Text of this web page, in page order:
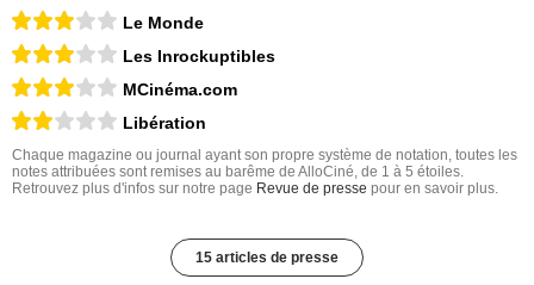
Le Monde
Les Inrockuptibles
MCinéma.com
Libération
Chaque magazine ou journal ayant son propre système de notation, toutes les
notes attribuées sont remises au barême de AlloCiné, de 1 à 5 étoiles.
Retrouvez plus d'infos sur notre page Revue de presse pour en savoir plus.
15 articles de presse